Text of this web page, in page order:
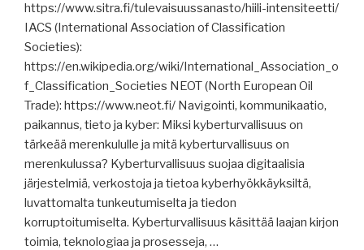
https://www.sitra.fi/tulevaisuussanasto/hiili-intensiteetti/
IACS (International Association of Classification
Societies):
https://en.wikipedia.org/wiki/International_Association_o
f_Classification_Societies NEOT (North European Oil
Trade): https://www.neot.fi/ Navigointi, kommunikaatio,
paikannus, tieto ja kyber: Miksi kyberturvallisuus on
tärkeää merenkululle ja mitä kyberturvallisuus on
merenkulussa? Kyberturvallisuus suojaa digitaalisia
järjestelmiä, verkostoja ja tietoa kyberhyökkäyksiltä,
luvattomalta tunkeutumiselta ja tiedon
korruptoitumiselta. Kyberturvallisuus käsittää laajan kirjon
toimia, teknologiaa ja prosesseja, …